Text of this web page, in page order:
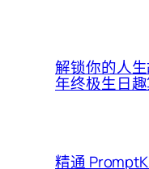
解锁你的人
年终极生日
精通